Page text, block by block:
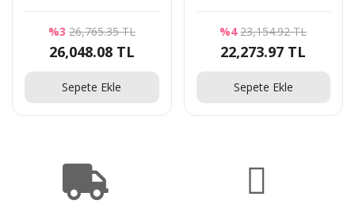
%3 26,765.35 TL
26,048.08 TL
Sepete Ekle
%4 23,154.92 TL
22,273.97 TL
Sepete Ekle